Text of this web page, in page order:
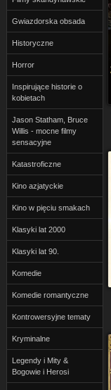
Gwiazdorska obsada
Historyczne
Horror
Inspirujące historie o
kobietach
Jason Statham, Bruce
Willis - mocne filmy
sensacyjne
Katastroficzne
Kino azjatyckie
Kino w pięciu smakach
Klasyki lat 2000
Klasyki lat 90.
Komedie
Komedie romantyczne
Kontrowersyjne tematy
Kryminalne
Legendy i Mity &
Bogowie i Herosi